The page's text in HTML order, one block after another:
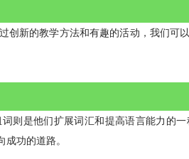
创新的教学方法和有趣的活动，我们可
则是他们扩展词汇和提高语言能力的
功的道路。